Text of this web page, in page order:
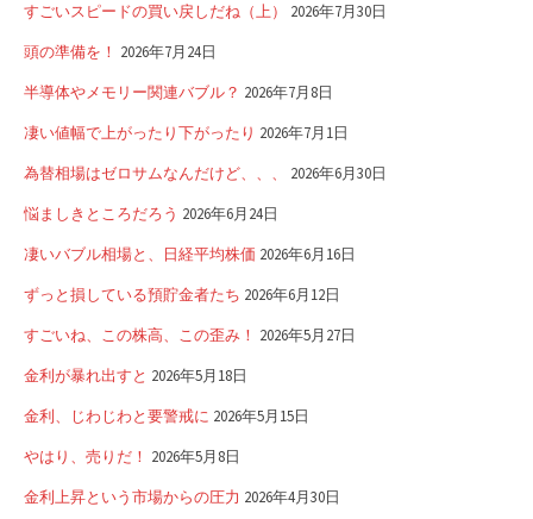
すごいスピードの買い戻しだね（上） 2026年7月30日
頭の準備を！ 2026年7月24日
半導体やメモリー関連バブル？ 2026年7月8日
凄い値幅で上がったり下がったり 2026年7月1日
為替相場はゼロサムなんだけど、、、 2026年6月30日
悩ましきところだろう 2026年6月24日
凄いバブル相場と、日経平均株価 2026年6月16日
ずっと損している預貯金者たち 2026年6月12日
すごいね、この株高、この歪み！ 2026年5月27日
金利が暴れ出すと 2026年5月18日
金利、じわじわと要警戒に 2026年5月15日
やはり、売りだ！ 2026年5月8日
金利上昇という市場からの圧力 2026年4月30日